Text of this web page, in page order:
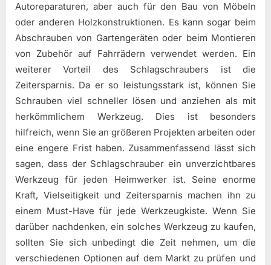
Autoreparaturen, aber auch für den Bau von Möbeln
oder anderen Holzkonstruktionen. Es kann sogar beim
Abschrauben von Gartengeräten oder beim Montieren
von Zubehör auf Fahrrädern verwendet werden. Ein
weiterer Vorteil des Schlagschraubers ist die
Zeitersparnis. Da er so leistungsstark ist, können Sie
Schrauben viel schneller lösen und anziehen als mit
herkömmlichem Werkzeug. Dies ist besonders
hilfreich, wenn Sie an größeren Projekten arbeiten oder
eine engere Frist haben. Zusammenfassend lässt sich
sagen, dass der Schlagschrauber ein unverzichtbares
Werkzeug für jeden Heimwerker ist. Seine enorme
Kraft, Vielseitigkeit und Zeitersparnis machen ihn zu
einem Must-Have für jede Werkzeugkiste. Wenn Sie
darüber nachdenken, ein solches Werkzeug zu kaufen,
sollten Sie sich unbedingt die Zeit nehmen, um die
verschiedenen Optionen auf dem Markt zu prüfen und